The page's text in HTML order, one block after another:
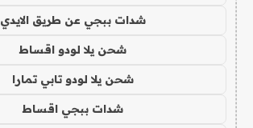
شدات ببجي عن طريق الايدي
شحن يلا لودو اقساط
شحن يلا لودو تابي تمارا
شدات ببجي اقساط